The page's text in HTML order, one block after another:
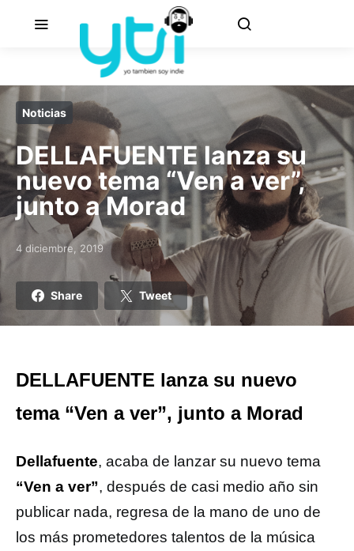
Noticias
DELLAFUENTE lanza su
nuevo tema “Ven a ver”,
junto a Morad
Posted on
4 diciembre, 2019
Share Tweet
DELLAFUENTE lanza su nuevo
tema “Ven a ver”, junto a Morad
Dellafuente, acaba de lanzar su nuevo tema
“Ven a ver”, después de casi medio año sin
publicar nada, regresa de la mano de uno de
los más prometedores talentos de la música